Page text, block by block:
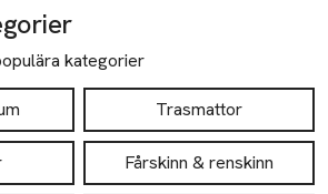
kategorier
Trasmattor
Fårskinn & renskinn